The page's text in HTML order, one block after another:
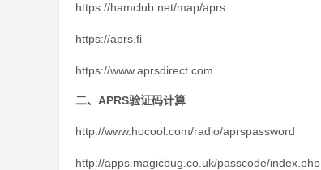
https://hamclub.net/map/aprs
https://aprs.fi
https://www.aprsdirect.com
二、APRS验证码计算
http://www.hocool.com/radio/aprspassword
http://apps.magicbug.co.uk/passcode/index.php